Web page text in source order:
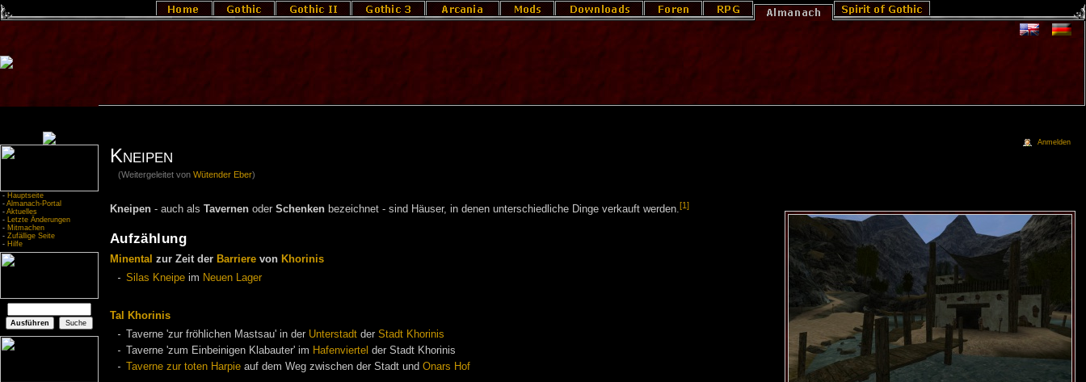
- Hauptseite
- Almanach-Portal
- Aktuelles
- Letzte Änderungen
- Mitmachen
- Zufällige Seite
- Hilfe
Kneipen
(Weitergeleitet vonWütender Eber)
Kneipen- auch als Tavernenoder Schenkenbezeichnet - sind Häuser, in denen unterschiedliche Dinge verkauft werden.[1]
Aufzählung
Minental zur Zeit der Barrierevon Khorinis
Silas Kneipe im Neuen Lager
Tal Khorinis
Taverne 'zur fröhlichen Mastsau' in der Unterstadt der Stadt Khorinis
Taverne 'zum Einbeinigen Klabauter' im Hafenviertel der Stadt Khorinis
Taverne zur toten Harpie auf dem Weg zwischen der Stadt und Onars Hof
Anmelden